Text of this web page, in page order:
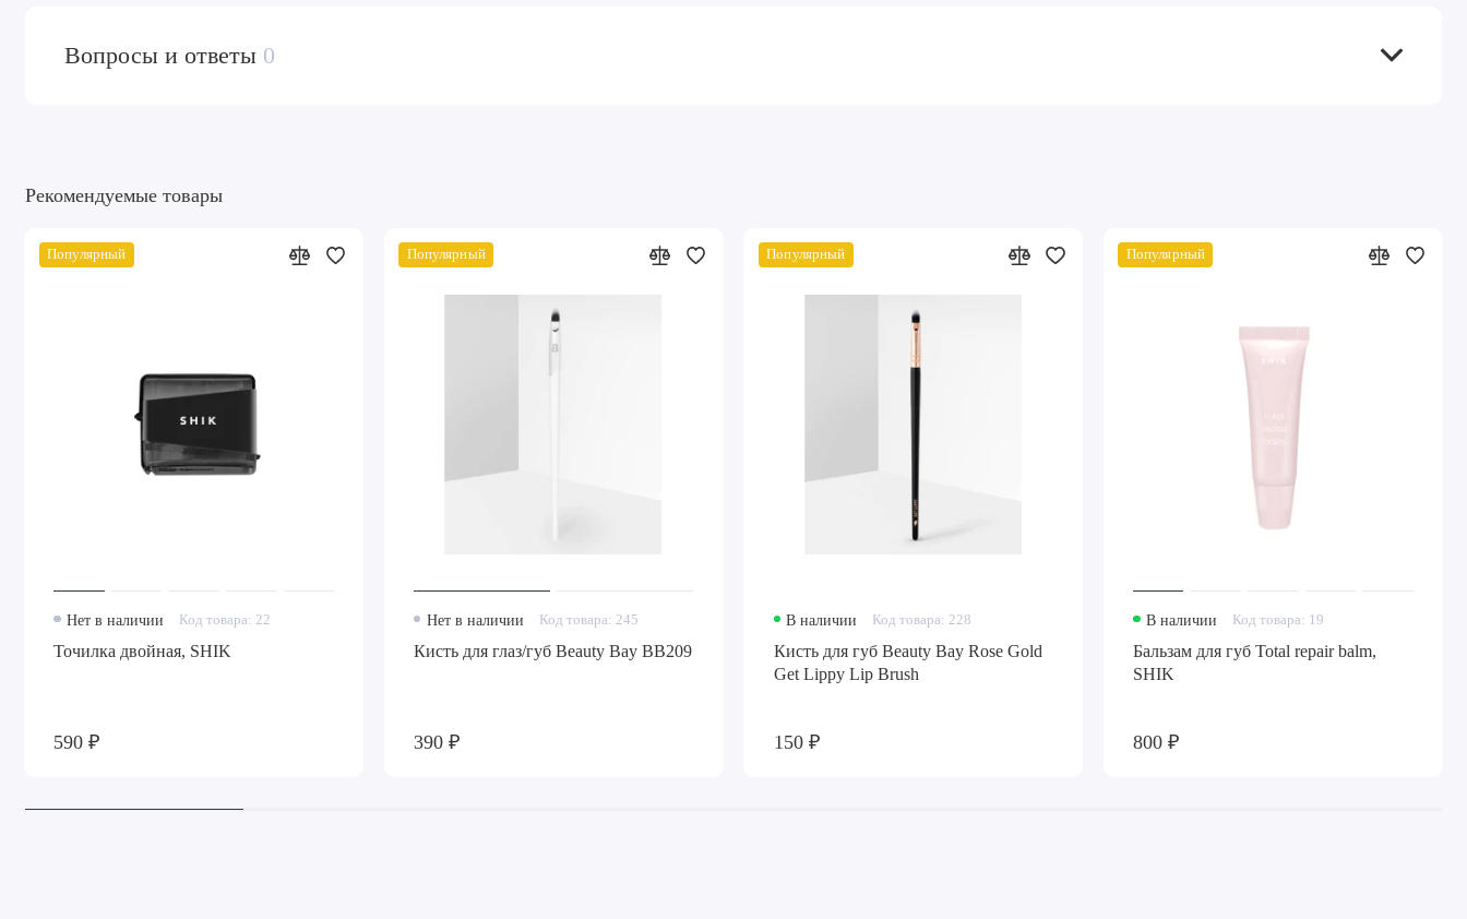
Вопросы и ответы 0
Рекомендуемые товары
Популярный
Нет в наличии Код товара: 22
Точилка двойная, SHIK
590 ₽
Популярный
Нет в наличии Код товара: 245
Кисть для глаз/губ Beauty Bay BB209
390 ₽
Популярный
В наличии Код товара: 228
Кисть для губ Beauty Bay Rose Gold
Get Lippy Lip Brush
150 ₽
Популярный
В наличии Код товара: 19
Бальзам для губ Total repair balm,
SHIK
800 ₽